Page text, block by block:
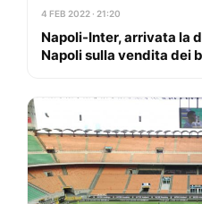
4 FEB 2022 · 21:20
Napoli-Inter, arrivata la
Napoli sulla vendita dei